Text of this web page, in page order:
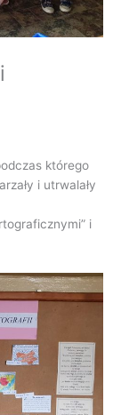
którego
i utrwalały
i